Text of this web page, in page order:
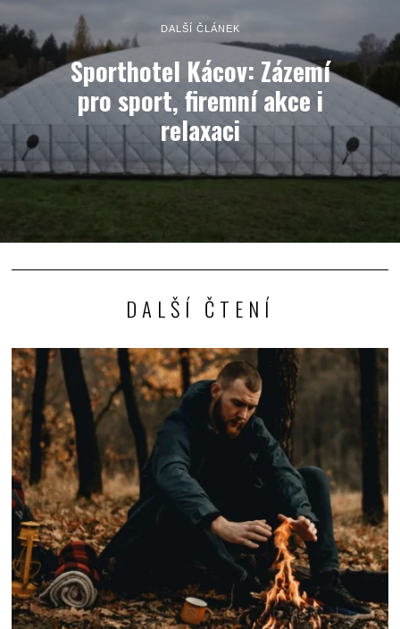
DALŠÍ ČLÁNEK
Sporthotel Kácov: Zázemí
pro sport, firemní akce i
relaxaci
DALŠÍ ČTENÍ